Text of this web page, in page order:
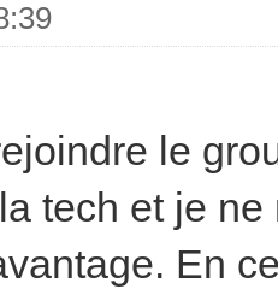
le
tech et je
En